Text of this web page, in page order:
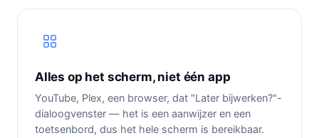
Alles op het scherm, niet één app
YouTube, Plex, een browser, dat "Later bijwerken?"-
dialoogvenster — het is een aanwijzer en een
toetsenbord, dus het hele scherm is bereikbaar.